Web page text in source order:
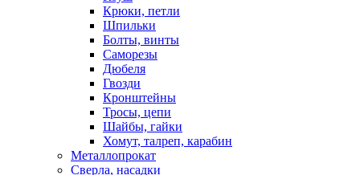
Крюки, петли
Шпильки
Болты, винты
Саморезы
Дюбеля
Гвозди
Кронштейны
Тросы, цепи
Шайбы, гайки
Хомут, талреп, карабин
Металлопрокат
Сверла, насадки